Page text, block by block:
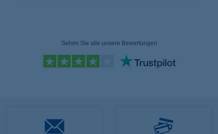
Sehen Sie alle unsere Bewertungen